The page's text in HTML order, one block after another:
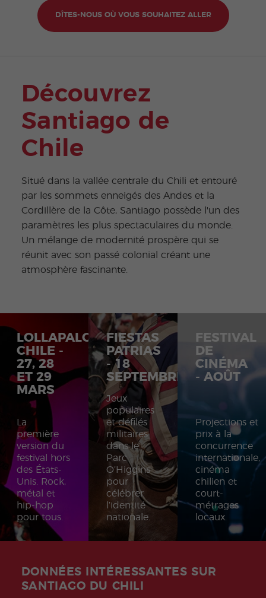
DÎTES-NOUS OÙ VOUS SOUHAITEZ ALLER
Découvrez
Santiago de
Chile
Situé dans la vallée centrale du Chili et entouré
par les sommets enneigés des Andes et la
Cordillère de la Côte, Santiago possède l'un des
paramètres les plus spectaculaires du monde.
Un mélange de modernité prospère qui se
réunit avec son passé colonial créant une
atmosphère fascinante.
LOLLAPALOOZA
CHILE -
27, 28
ET 29
MARS
La
première
version du
festival hors
des États-
Unis. Rock,
métal et
hip-hop
pour tous.
FIESTAS
PATRIAS
- 18
SEPTEMBRE
Jeux
populaires
et défilés
militaires
dans le
Parc
O’Higgins
pour
célébrer
l’identité
nationale.
FESTIVAL
DE
CINÉMA
- AOÛT
Projections et
prix à la
concurrence
internationale,
cinéma
chilien et
court-
métrages
locaux.
DONNÉES INTÉRESSANTES SUR
SANTIAGO DU CHILI